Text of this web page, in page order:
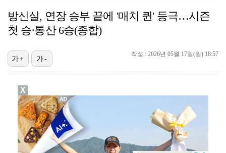
'첫 승 도전' 장은수 "우승 의식하기보다 내 플레이에…
[ST포토] 선수들 지켜보는 디에고 시메오네 감독
[ST포토] 오픈트레이닝 나서는 이강인
[ST포토] 이강인 보는 토마르마
[ST포토] 이강인, 이적 후 팬들 앞에서 첫 일정
방신실, 연장 승부 끝에 '매치 퀸' 등극…시즌
첫 승·통산 6승(종합)
작성 : 2026년 05월 17일(일) 18:57
가+ 가-
X